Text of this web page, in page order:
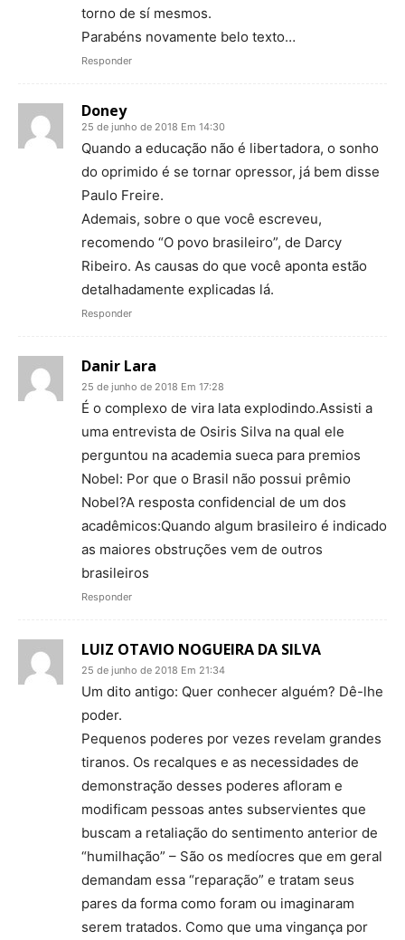
torno de sí mesmos.
Parabéns novamente belo texto…
Responder
Doney
25 de junho de 2018 Em 14:30
Quando a educação não é libertadora, o sonho
do oprimido é se tornar opressor, já bem disse
Paulo Freire.
Ademais, sobre o que você escreveu,
recomendo “O povo brasileiro”, de Darcy
Ribeiro. As causas do que você aponta estão
detalhadamente explicadas lá.
Responder
Danir Lara
25 de junho de 2018 Em 17:28
É o complexo de vira lata explodindo.Assisti a
uma entrevista de Osiris Silva na qual ele
perguntou na academia sueca para premios
Nobel: Por que o Brasil não possui prêmio
Nobel?A resposta confidencial de um dos
acadêmicos:Quando algum brasileiro é indicado
as maiores obstruções vem de outros
brasileiros
Responder
LUIZ OTAVIO NOGUEIRA DA SILVA
25 de junho de 2018 Em 21:34
Um dito antigo: Quer conhecer alguém? Dê-lhe
poder.
Pequenos poderes por vezes revelam grandes
tiranos. Os recalques e as necessidades de
demonstração desses poderes afloram e
modificam pessoas antes subservientes que
buscam a retaliação do sentimento anterior de
“humilhação” – São os medíocres que em geral
demandam essa “reparação” e tratam seus
pares da forma como foram ou imaginaram
serem tratados. Como que uma vingança por